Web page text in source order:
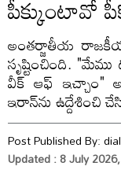
పీక్కుంటావో
అంతర్జాతీయ
సృష్టించింది.
వీక్ ఆఫ్ ఇచ్చాం"
ఇరాన్‌ను ఉద్దేశించి
Post Published By:
Updated : 8 July